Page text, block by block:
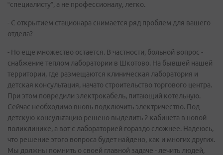
“специалисту”, а не профессионалу, легко.
- С открытием стационара снимается ряд проблем для вашего
отдела?
- Но еще множество остается. В частности, больной вопрос -
снабжение теплом лаборатории в Шкотово. На бывшей нашей
территории, где размещаются клиническая лаборатория и
детская консультация, начато строительство торгового центра.
При этом повредили электрокабель, питающий котельную.
Сейчас необходимо вновь подключить электричество. Под
детскую консультацию решено выделить 2 кабинета в новой
поликлинике, а вот с лабораторией гораздо сложнее. Надеюсь,
что решение этого вопроса будет найдено, как и многих других.
Мы должны помнить о своей главной задаче - лечить людей,